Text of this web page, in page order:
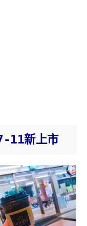
11新上市